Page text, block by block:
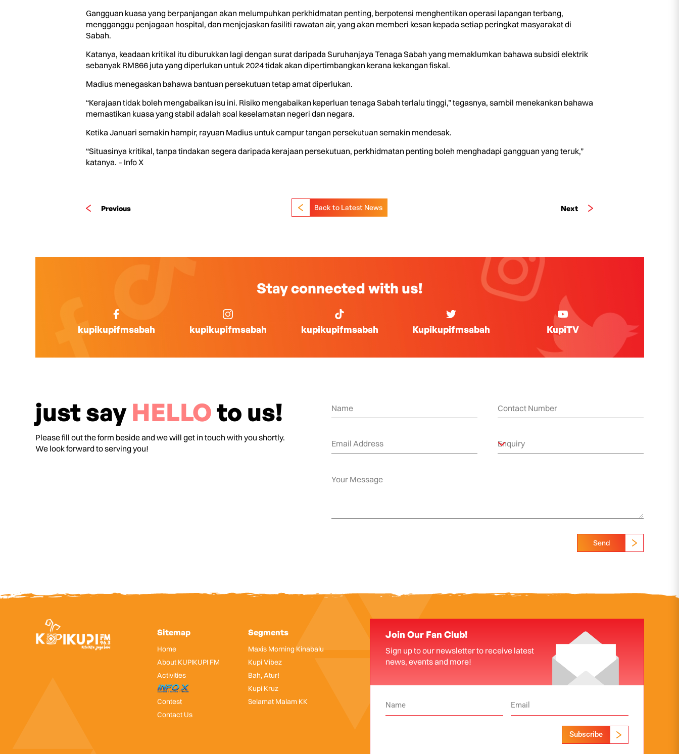
Gangguan kuasa yang berpanjangan akan melumpuhkan perkhidmatan penting, berpotensi menghentikan operasi lapangan terbang,
mengganggu penjagaan hospital, dan menjejaskan fasiliti rawatan air, yang akan memberi kesan kepada setiap peringkat masyarakat di
Sabah.
Katanya, keadaan kritikal itu diburukkan lagi dengan surat daripada Suruhanjaya Tenaga Sabah yang memaklumkan bahawa subsidi elektrik
sebanyak RM866 juta yang diperlukan untuk 2024 tidak akan dipertimbangkan kerana kekangan fiskal.
Madius menegaskan bahawa bantuan persekutuan tetap amat diperlukan.
“Kerajaan tidak boleh mengabaikan isu ini. Risiko mengabaikan keperluan tenaga Sabah terlalu tinggi,” tegasnya, sambil menekankan bahawa
memastikan kuasa yang stabil adalah soal keselamatan negeri dan negara.
Ketika Januari semakin hampir, rayuan Madius untuk campur tangan persekutuan semakin mendesak.
“Situasinya kritikal, tanpa tindakan segera daripada kerajaan persekutuan, perkhidmatan penting boleh menghadapi gangguan yang teruk,”
katanya. – Info X
Previous Next
Back to Latest News
Stay connected with us!
kupikupifmsabah kupikupifmsabah kupikupifmsabah Kupikupifmsabah KupiTV
just say HELLOto us!
Please fill out the form beside and we will get in touch with you shortly.
We look forward to serving you!
Send
Sitemap
Home
About KUPIKUPI FM
Activities
InfoX
Contest
Contact Us
Segments
Maxis Morning Kinabalu
Kupi Vibez
Bah, Atur!
Kupi Kruz
Selamat Malam KK
Join Our Fan Club!
Sign up to our newsletter to receive latest
news, events and more!
Subscribe